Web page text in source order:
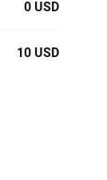
0 USD
10 USD